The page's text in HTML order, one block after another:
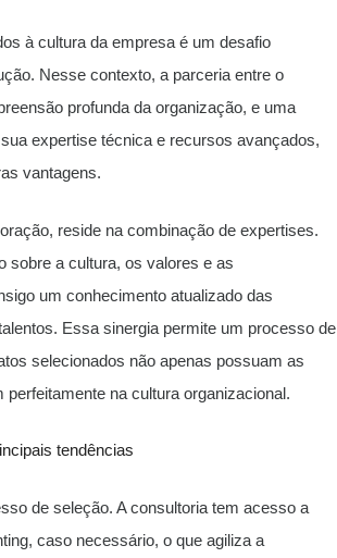
à cultura da empresa é um desafio
Nesse contexto, a parceria entre o
profunda da organização, e uma
expertise técnica e recursos avançados,
vantagens.
reside na combinação de expertises.
sobre a cultura, os valores e as
um conhecimento atualizado das
Essa sinergia permite um processo de
selecionados não apenas possuam as
na cultura organizacional.
tendências
de seleção. A consultoria tem acesso a
caso necessário, o que agiliza a